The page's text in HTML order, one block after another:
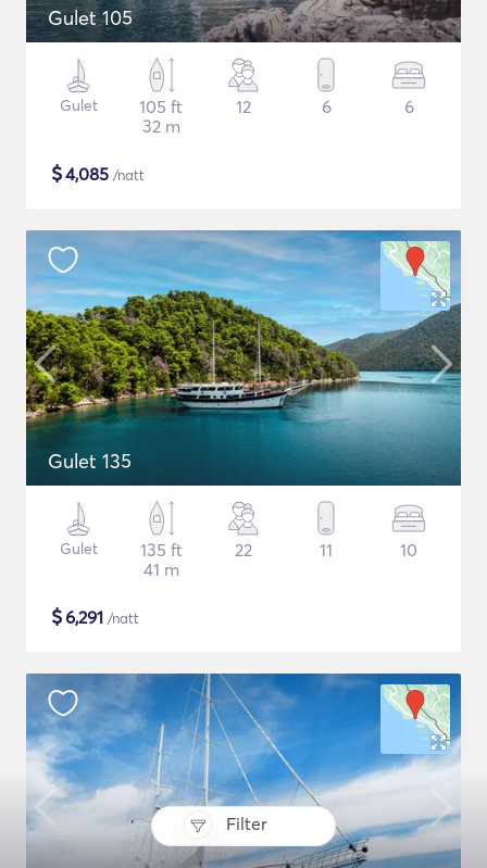
Filter
Gulet 105
Gulet
105 ft
32 m
12 6 6
$4,085 /natt
Gulet 135
Gulet
135 ft
41 m
22 11 10
$6,291 /natt